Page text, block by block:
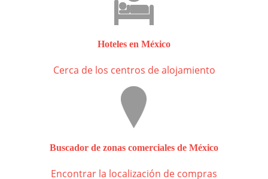
Hoteles en México
Cerca de los centros de alojamiento
Buscador de zonas comerciales de México
Encontrar la localización de compras